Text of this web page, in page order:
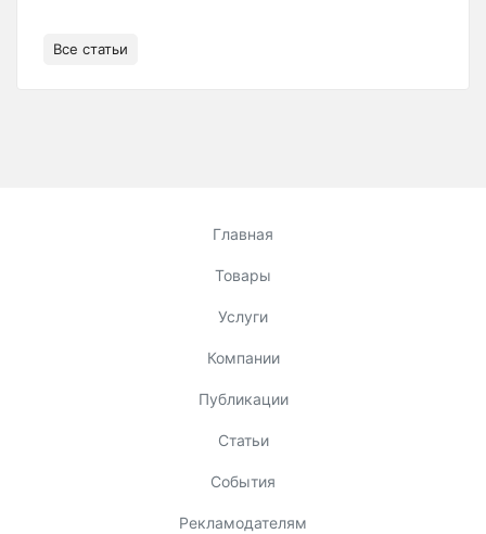
Все статьи
Главная
Товары
Услуги
Компании
Публикации
Статьи
События
Рекламодателям